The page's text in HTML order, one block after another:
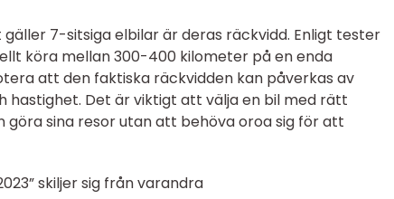
7-sitsiga elbilar är deras räckvidd. Enligt tester
köra mellan 300-400 kilometer på en enda
att den faktiska räckvidden kan påverkas av
hastighet. Det är viktigt att välja en bil med rätt
sina resor utan att behöva oroa sig för att
skiljer sig från varandra